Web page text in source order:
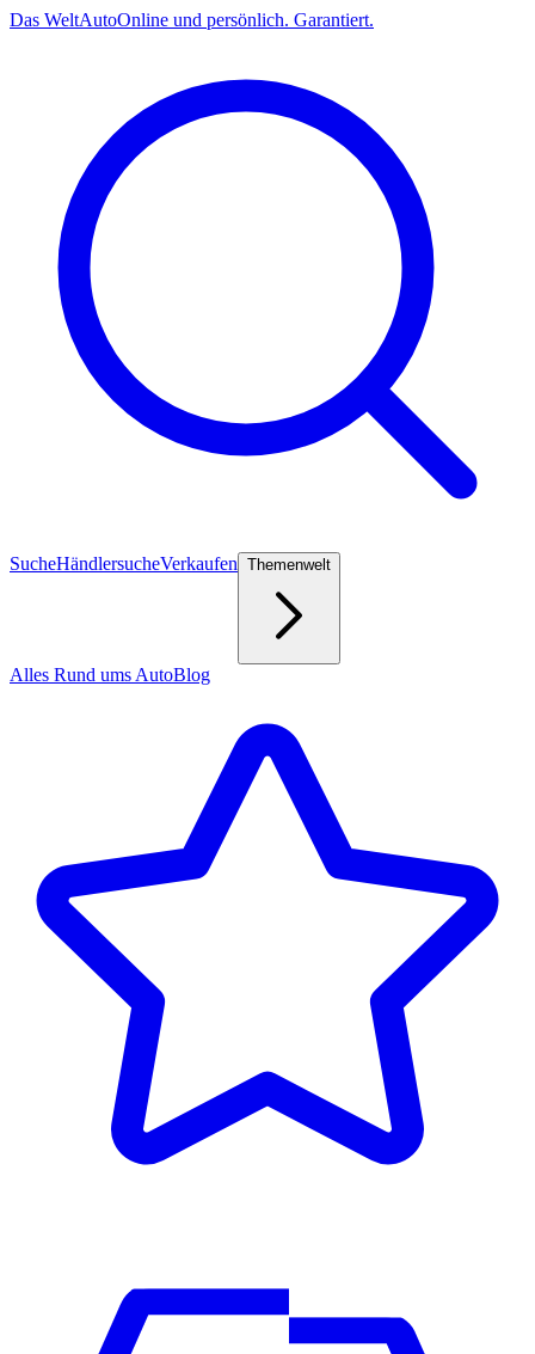
Das WeltAutoOnline und persönlich. Garantiert.
SucheHändlersucheVerkaufen Themenwelt
Alles Rund ums AutoBlog